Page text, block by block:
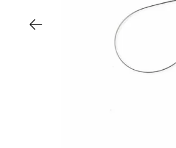
Bogeti Etiketten